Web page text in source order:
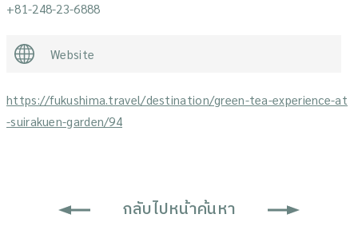
+81-248-23-6888
Website
https://fukushima.travel/destination/green-tea-experience-at
-suirakuen-garden/94
กลับไปหน้าค้นหา